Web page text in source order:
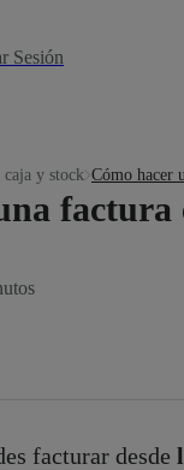
Sesión
caja y stock Cómo hacer
facturar desde